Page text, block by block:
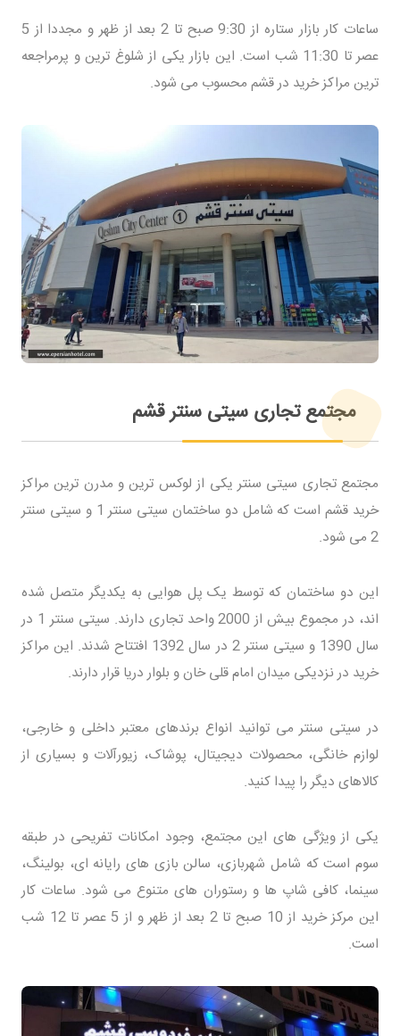
ساعات کار بازار ستاره از 9:30 صبح تا 2 بعد از ظهر و مجددا از 5
عصر تا 11:30 شب است. این بازار یکی از شلوغ ترین و پرمراجعه
ترین مراکز خرید در قشم محسوب می شود.
مجتمع تجاری سیتی سنتر قشم
مجتمع تجاری سیتی سنتر یکی از لوکس ترین و مدرن ترین مراکز
خرید قشم است که شامل دو ساختمان سیتی سنتر 1 و سیتی سنتر
2 می شود.
این دو ساختمان که توسط یک پل هوایی به یکدیگر متصل شده
اند، در مجموع بیش از 2000 واحد تجاری دارند. سیتی سنتر 1 در
سال 1390 و سیتی سنتر 2 در سال 1392 افتتاح شدند. این مراکز
خرید در نزدیکی میدان امام قلی خان و بلوار دریا قرار دارند.
در سیتی سنتر می توانید انواع برندهای معتبر داخلی و خارجی،
لوازم خانگی، محصولات دیجیتال، پوشاک، زیورآلات و بسیاری از
کالاهای دیگر را پیدا کنید.
یکی از ویژگی های این مجتمع، وجود امکانات تفریحی در طبقه
سوم است که شامل شهربازی، سالن بازی های رایانه ای، بولینگ،
سینما، کافی شاپ ها و رستوران های متنوع می شود. ساعات کار
این مرکز خرید از 10 صبح تا 2 بعد از ظهر و از 5 عصر تا 12 شب
است.